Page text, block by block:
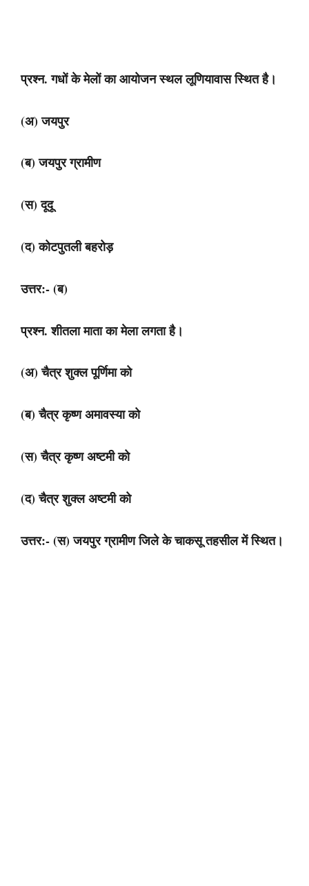
प्रश्न. गधों के मेलों का आयोजन स्थल लूणियावास स्थित है।
(अ) जयपुर
(ब) जयपुर ग्रामीण
(स) दूदू
(द) कोटपुतली बहरोड़
उत्तर:- (ब)
प्रश्न. शीतला माता का मेला लगता है।
(अ) चैत्र शुक्ल पूर्णिमा को
(ब) चैत्र कृष्ण अमावस्या को
(स) चैत्र कृष्ण अष्टमी को
(द) चैत्र शुक्ल अष्टमी को
उत्तर:- (स) जयपुर ग्रामीण जिले के चाकसू तहसील में स्थित।